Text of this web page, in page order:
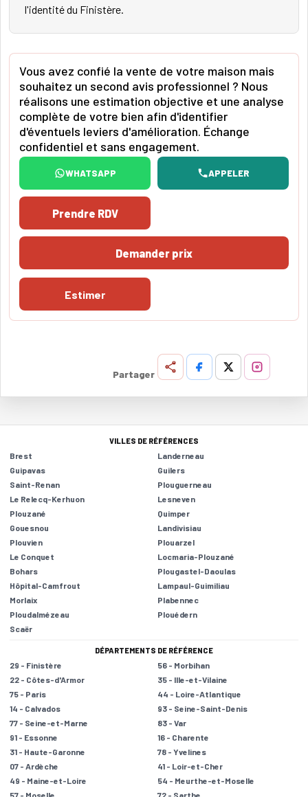
l'identité du Finistère.
Vous avez confié la vente de votre maison mais
souhaitez un second avis professionnel ? Nous
réalisons une estimation objective et une analyse
complète de votre bien afin d'identifier
d'éventuels leviers d'amélioration. Échange
confidentiel et sans engagement.
WHATSAPP APPELER
Prendre RDV
Demander prix
Estimer
Partager
VILLES DE RÉFÉRENCES
Brest
Landerneau
Guipavas
Guilers
Saint-Renan
Plouguerneau
Le Relecq-Kerhuon
Lesneven
Plouzané
Quimper
Gouesnou
Landivisiau
Plouvien
Plouarzel
Le Conquet
Locmaria-Plouzané
Bohars
Plougastel-Daoulas
Hôpital-Camfrout
Lampaul-Guimiliau
Morlaix
Plabennec
Ploudalmézeau
Plouédern
Scaër
DÉPARTEMENTS DE RÉFÉRENCE
29 - Finistère
56 - Morbihan
22 - Côtes-d'Armor
35 - Ille-et-Vilaine
75 - Paris
44 - Loire-Atlantique
14 - Calvados
93 - Seine-Saint-Denis
77 - Seine-et-Marne
83 - Var
91 - Essonne
16 - Charente
31 - Haute-Garonne
78 - Yvelines
07 - Ardèche
41 - Loir-et-Cher
49 - Maine-et-Loire
54 - Meurthe-et-Moselle